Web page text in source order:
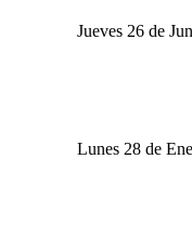
Jueves 26 de
Lunes 28 de